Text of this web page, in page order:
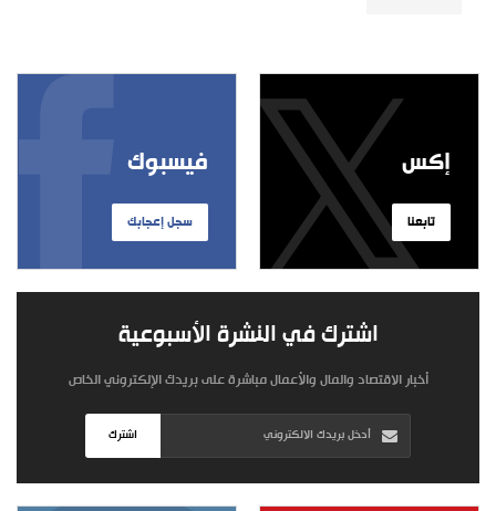
فيسبوك
سجل إعجابك
إكس
تابعنا
اشترك في النشرة الأسبوعية
أخبار الاقتصاد والمال والأعمال مباشرة على بريدك الإلكتروني الخاص
اشترك